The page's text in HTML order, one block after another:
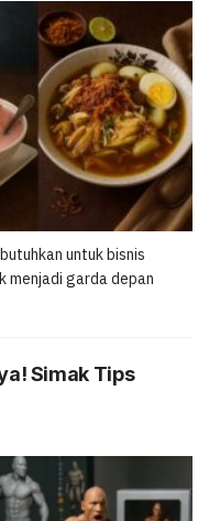
untuk bisnis
garda depan
Simak Tips